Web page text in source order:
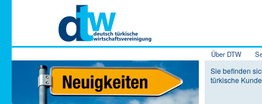
Zum Inhalt
Zum
Über DTW
Sie befinden
türkische